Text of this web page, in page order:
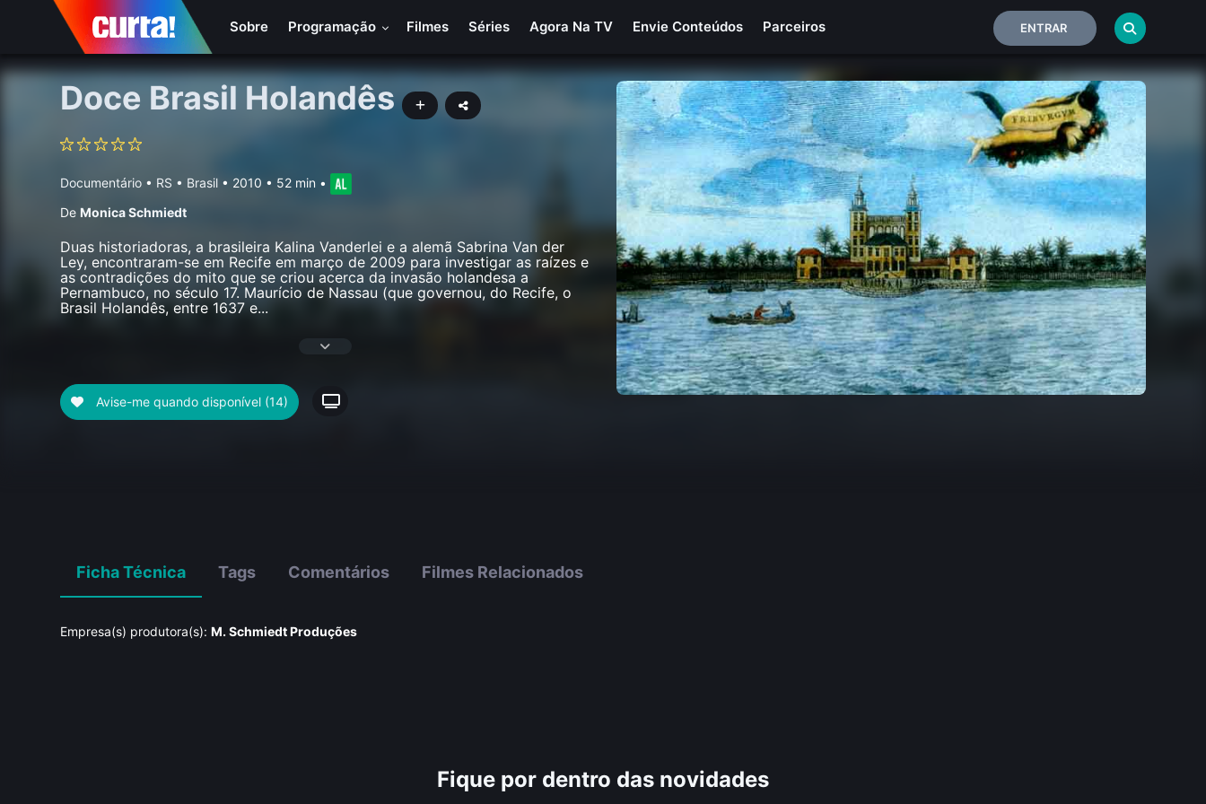
Sobre Programação Filmes Séries Agora Na TV Envie Conteúdos Parceiros ENTRAR
Doce Brasil Holandês
Documentário • RS • Brasil • 2010 • 52 min •
De Monica Schmiedt
Duas historiadoras, a brasileira Kalina Vanderlei e a alemã Sabrina Van der
Ley, encontraram-se em Recife em março de 2009 para investigar as raízes e
as contradições do mito que se criou acerca da invasão holandesa a
Pernambuco, no século 17. Maurício de Nassau (que governou, do Recife, o
Brasil Holandês, entre 1637 e...
Avise-me quando disponível (14)
Ficha Técnica Tags Comentários Filmes Relacionados
Empresa(s) produtora(s): M. Schmiedt Produções
Fique por dentro das novidades